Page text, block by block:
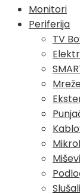
Monitori
Periferija
TV
Miševi